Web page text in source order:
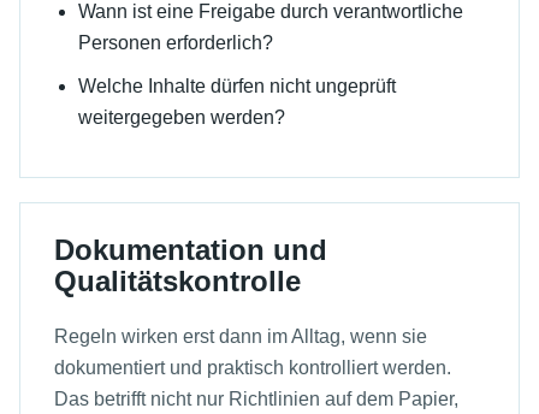
Wann ist eine Freigabe durch verantwortliche
Personen erforderlich?
Welche Inhalte dürfen nicht ungeprüft
weitergegeben werden?
Dokumentation und
Qualitätskontrolle
Regeln wirken erst dann im Alltag, wenn sie
dokumentiert und praktisch kontrolliert werden.
Das betrifft nicht nur Richtlinien auf dem Papier,